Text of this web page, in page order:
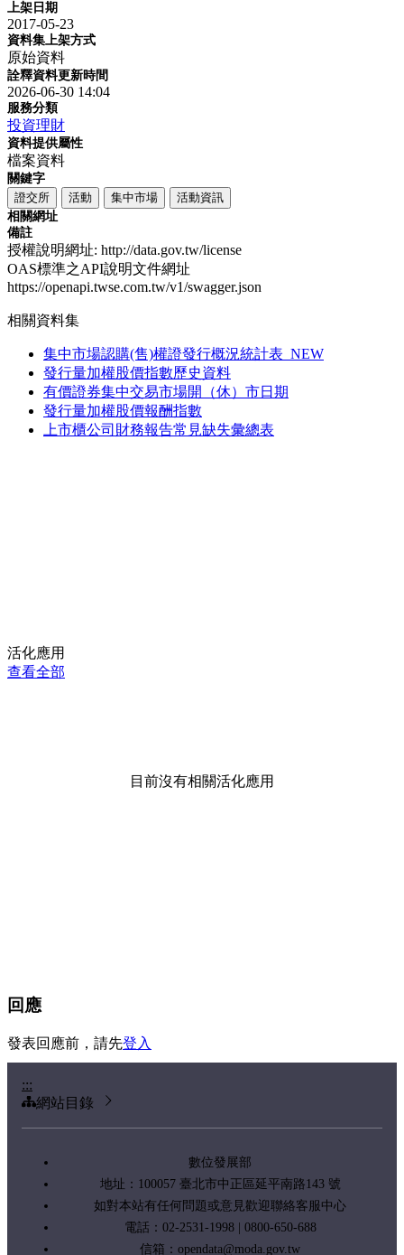
上架日期
2017-05-23
資料集上架方式
原始資料
詮釋資料更新時間
2026-06-30 14:04
服務分類
投資理財
資料提供屬性
檔案資料
關鍵字
證交所
活動 集中市場
活動資訊
相關網址
備註
授權說明網址: http://data.gov.tw/license
OAS標準之API說明文件網址
https://openapi.twse.com.tw/v1/swagger.json
相關資料集
集中市場認購(售)權證發行概況統計表_NEW
發行量加權股價指數歷史資料
有價證券集中交易市場開（休）市日期
發行量加權股價報酬指數
上市櫃公司財務報告常見缺失彙總表
活化應用
查看全部
目前沒有相關活化應用
回應
發表回應前，請先登入
:::
網站目錄
數位發展部
地址：100057 臺北市中正區延平南路143 號
如對本站有任何問題或意見歡迎聯絡客服中心
電話：02-2531-1998 | 0800-650-688
信箱： opendata@moda.gov.tw